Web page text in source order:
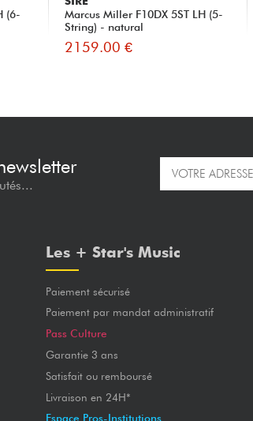
(6-
Marcus Miller F10DX 5ST LH (5-
String) - natural
2159.00 €
Les + Star's Music
Paiement sécurisé
Paiement par mandat administratif
Pass Culture
Garantie 3 ans
Satisfait ou remboursé
Livraison en 24H*
Espace Pros-Institutions